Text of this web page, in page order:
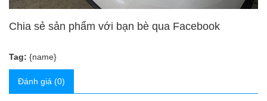
Chia sẻ sản phẩm với bạn bè qua Facebook
Tag: {name}
Đánh giá (0)